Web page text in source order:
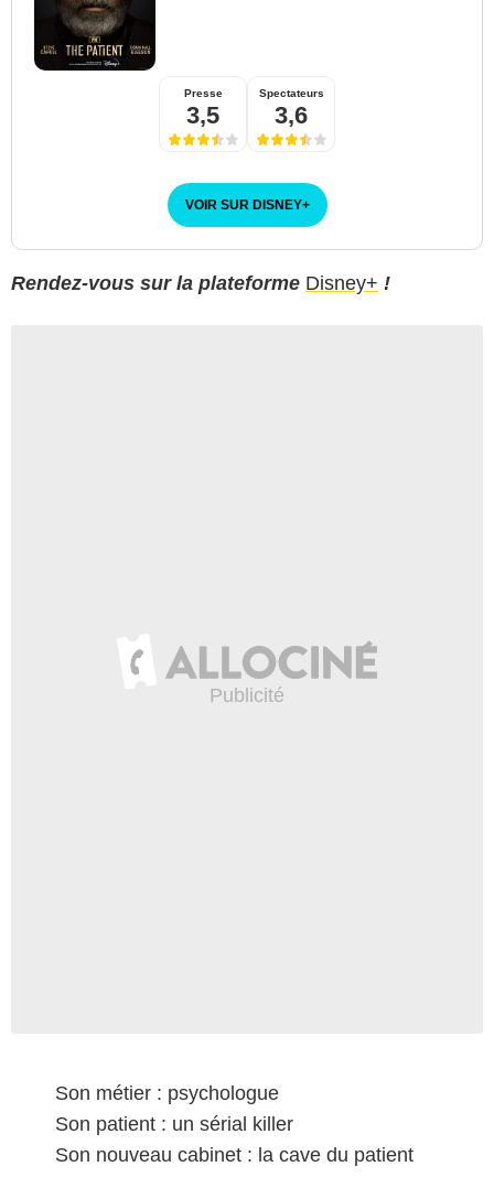
Presse
3,5
Spectateurs
3,6
VOIR SUR DISNEY+
Rendez-vous sur la plateforme Disney+ !
Son métier : psychologue
Son patient : un sérial killer
Son nouveau cabinet : la cave du patient